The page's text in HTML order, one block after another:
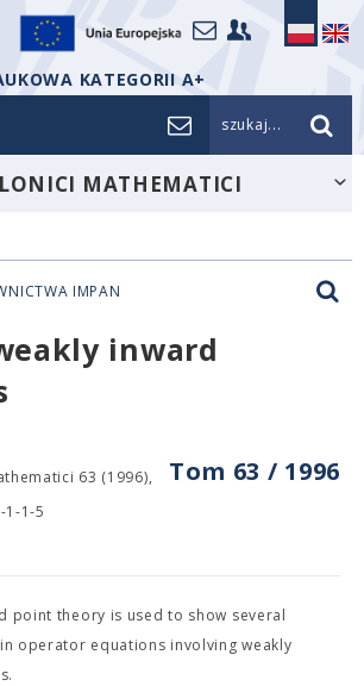
KATEGORII A+
szukaj...
MATHEMATICI
IMPAN
inward
Tom 63 / 1996
63 (1996),
1-1-5
point theory is used to show several
operator equations involving weakly